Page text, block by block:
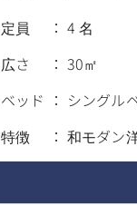
定員
4 名
広さ
30
ベッド
シングル
特徴
和モダン